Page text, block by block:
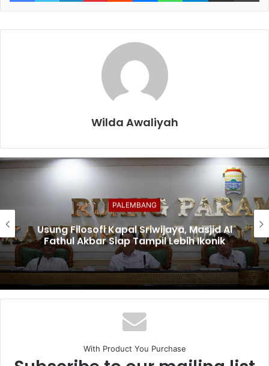
Wilda Awaliyah
PALEMBANG
Usung Filosofi Kapal Sriwijaya, Masjid Al
Fathul Akbar Siap Tampil Lebih Ikonik
With Product You Purchase